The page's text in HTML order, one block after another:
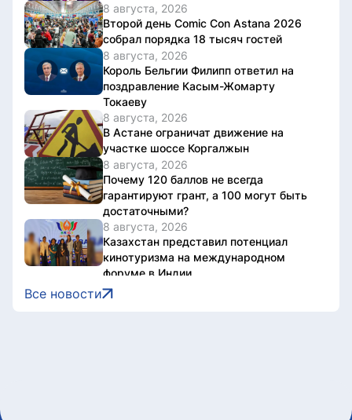
8 августа, 2026
Второй день Comic Con Astana 2026
собрал порядка 18 тысяч гостей
8 августа, 2026
Король Бельгии Филипп ответил на
поздравление Касым-Жомарту
Токаеву
8 августа, 2026
В Астане ограничат движение на
участке шоссе Коргалжын
8 августа, 2026
Почему 120 баллов не всегда
гарантируют грант, а 100 могут быть
достаточными?
8 августа, 2026
Казахстан представил потенциал
кинотуризма на международном
форуме в Индии
8 августа, 2026
Жители Астаны получат возможность
Все новости